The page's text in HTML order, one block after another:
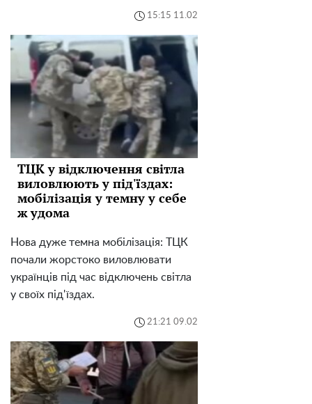
15:15 11.02
ТЦК у відключення світла
виловлюють у під'їздах:
мобілізація у темну у себе
ж удома
Нова дуже темна мобілізація: ТЦК
почали жорстоко виловлювати
українців під час відключень світла
у своїх під'їздах.
21:21 09.02